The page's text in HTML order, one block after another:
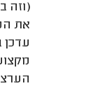
(וזה
את
עדכן